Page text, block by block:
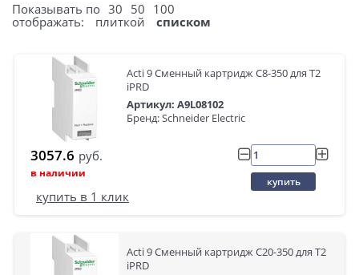
Показывать по 30 50 100
отображать:
плиткой списком
Acti 9 Сменный картридж C8-350 для Т2
iPRD
Артикул: A9L08102
Бренд: Schneider Electric
3057.6 руб.
в наличии
купить
купить в 1 клик
Acti 9 Сменный картридж C20-350 для Т2
iPRD